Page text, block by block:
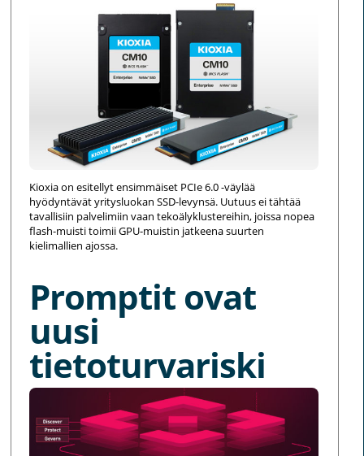
Kioxia on esitellyt ensimmäiset PCIe 6.0 -väylää
hyödyntävät yritysluokan SSD-levynsä. Uutuus ei tähtää
tavallisiin palvelimiin vaan tekoälyklustereihin, joissa nopea
flash-muisti toimii GPU-muistin jatkeena suurten
kielimallien ajossa.
Promptit ovat
uusi
tietoturvariski